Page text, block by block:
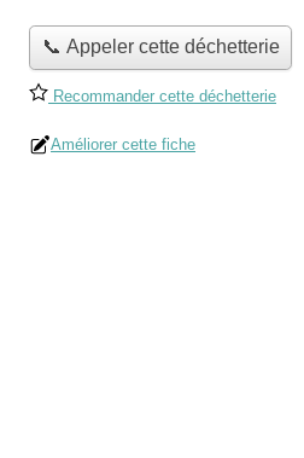
📞 Appeler cette déchetterie
Recommander cette déchetterie
Améliorer cette fiche